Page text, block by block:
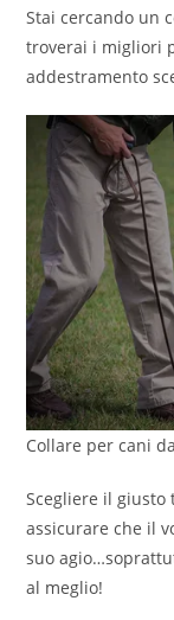
Stai cercando un
troverai i migliori
addestramento
Collare per cani
Scegliere il
assicurare che il
suo
al meglio!